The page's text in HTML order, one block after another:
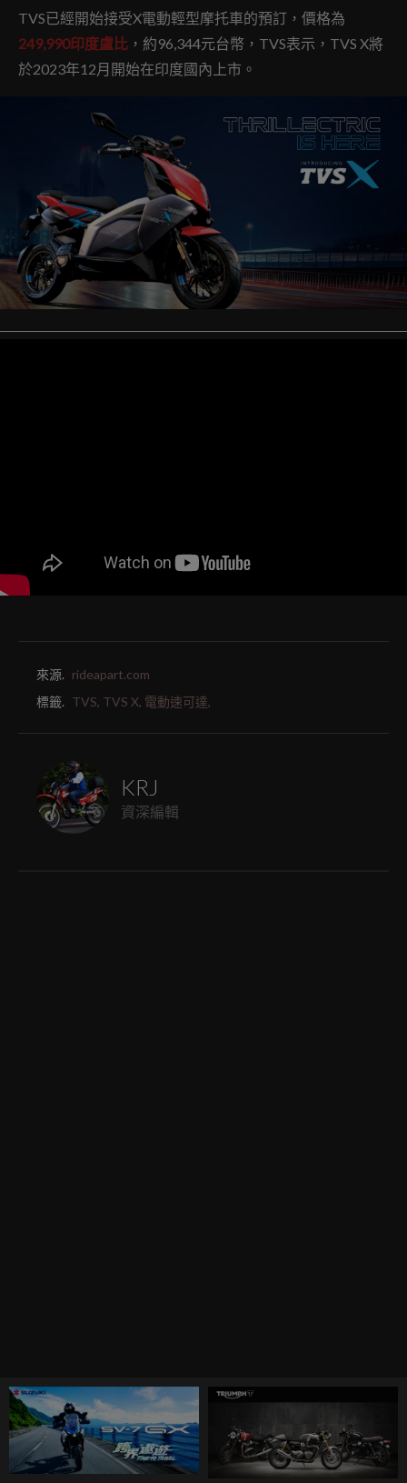
TVS已經開始接受X電動輕型摩托車的預訂，價格為
249,990印度盧比 ，約96,344元台幣，TVS表示，TVS X將
於2023年12月開始在印度國內上市。
來源. rideapart.com
標籤. TVS, TVS X, 電動速可達,
KRJ
資深編輯